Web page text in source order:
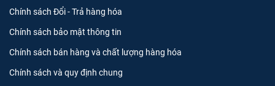
Chính sách Đổi - Trả hàng hóa
Chính sách bảo mật thông tin
Chính sách bán hàng và chất lượng hàng hóa
Chính sách và quy định chung